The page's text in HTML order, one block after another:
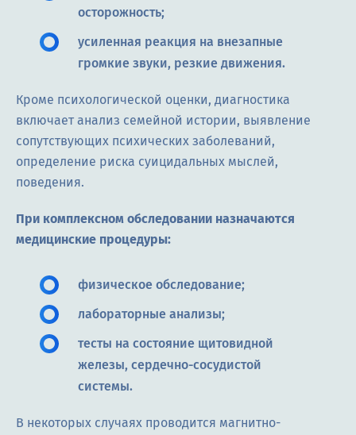
осторожность;
усиленная реакция на внезапные
громкие звуки, резкие движения.
Кроме психологической оценки, диагностика
включает анализ семейной истории, выявление
сопутствующих психических заболеваний,
определение риска суицидальных мыслей,
поведения.
При комплексном обследовании назначаются
медицинские процедуры:
физическое обследование;
лабораторные анализы;
тесты на состояние щитовидной
железы, сердечно-сосудистой
системы.
В некоторых случаях проводится магнитно-